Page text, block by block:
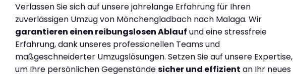
Verlassen Sie sich auf unsere jahrelange Erfahrung für Ihren
zuverlässigen Umzug von Mönchengladbach nach Malaga. Wir
garantieren einen reibungslosen Ablauf und eine stressfreie
Erfahrung, dank unseres professionellen Teams und
maßgeschneiderter Umzugslösungen. Setzen Sie auf unsere Expertise,
um Ihre persönlichen Gegenständesicher und effizient an Ihr neues